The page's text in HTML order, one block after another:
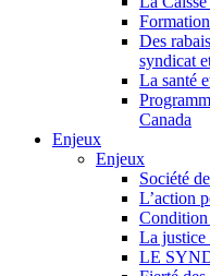
Des
syndicat
La santé
Canada
Enjeux
Enjeux
Société
L’action
Condition
La justice
LE